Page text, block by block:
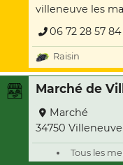
villeneuve les
06 72 28 57 84
Raisin
Marché de
Marché
34750
Tous les